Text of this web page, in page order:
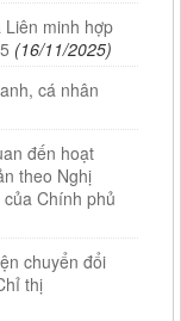
Liên minh hợp
(16/11/2025)
cá nhân
đến hoạt
theo Nghị
Chính phủ
chuyển đổi
thị